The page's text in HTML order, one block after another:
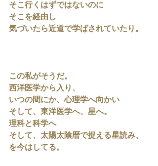
そこ行くはずではないのに
そこを経由し
気づいたら近道で学ばされていたり。
この私がそうだ。
西洋医学から入り、
いつの間にか、心理学へ向かい
そして、東洋医学へ、星へ。
理科と科学へ
そして、太陽太陰暦で捉える星読み、
を今はしてる。